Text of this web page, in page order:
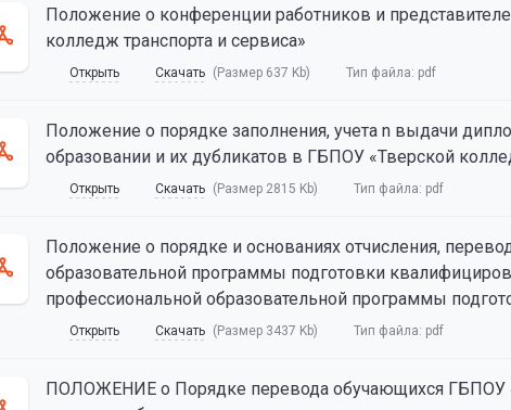
Положение о конференции работников и
колледж транспорта и сервиса»
Открыть Скачать (Размер 637 Kb) Тип файла: pdf
Положение о порядке заполнения, учета n выдачи
образовании и их дубликатов в ГБПОУ «Тверской
Открыть Скачать (Размер 2815 Kb) Тип файла: pdf
Положение о порядке и основаниях отчисления,
образовательной программы подготовки
профессиональной образовательной программы
Открыть Скачать (Размер 3437 Kb) Тип файла: pdf
ПОЛОЖЕНИЕ о Порядке перевода обучающихся ГБПОУ